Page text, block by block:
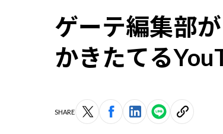
ゲーテ編集部
かきたてる
SHARE